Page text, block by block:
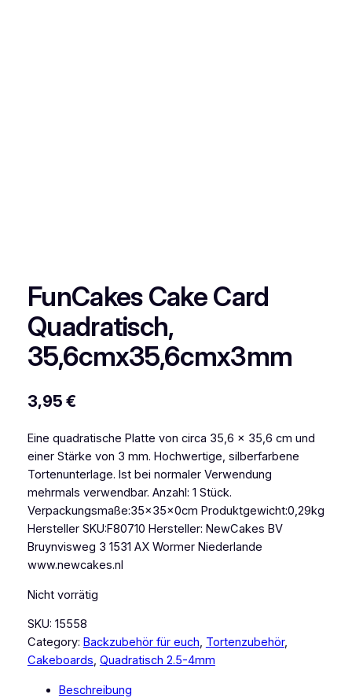
FunCakes Cake Card
Quadratisch,
35,6cmx35,6cmx3mm
3,95 €
Eine quadratische Platte von circa 35,6 x 35,6 cm und
einer Stärke von 3 mm. Hochwertige, silberfarbene
Tortenunterlage. Ist bei normaler Verwendung
mehrmals verwendbar. Anzahl: 1 Stück.
Verpackungsmaße:35x35x0cm Produktgewicht:0,29kg
Hersteller SKU:F80710 Hersteller: NewCakes BV
Bruynvisweg 3 1531 AX Wormer Niederlande
www.newcakes.nl
Nicht vorrätig
SKU: 15558
Category: Backzubehör für euch, Tortenzubehör
Cakeboards, Quadratisch 2.5-4mm
Beschreibung